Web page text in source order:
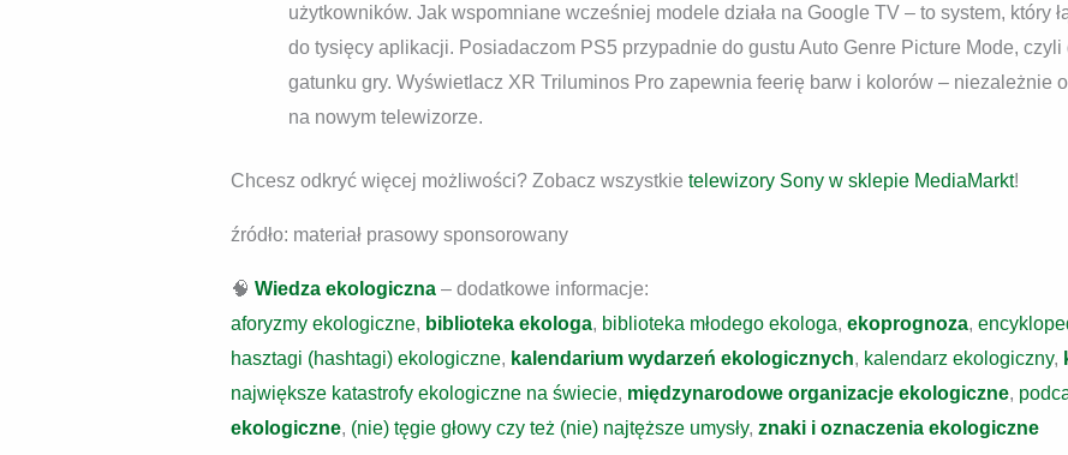
użytkowników. Jak wspomniane wcześniej modele działa na Google TV – to system, który
do tysięcy aplikacji. Posiadaczom PS5 przypadnie do gustu Auto Genre Picture Mode,
gatunku gry. Wyświetlacz XR Triluminos Pro zapewnia feerię barw i kolorów – niezależnie
na nowym telewizorze.
Chcesz odkryć więcej możliwości? Zobacz wszystkie telewizory Sony w sklepie MediaMarkt!
źródło: materiał prasowy sponsorowany
🧠 Wiedza ekologiczna – dodatkowe informacje:
aforyzmy ekologiczne, biblioteka ekologa, biblioteka młodego ekologa, ekoprognoza,
hasztagi (hashtagi) ekologiczne, kalendarium wydarzeń ekologicznych, kalendarz ekologiczny,
największe katastrofy ekologiczne na świecie, międzynarodowe organizacje ekologiczne,
ekologiczne, (nie) tęgie głowy czy też (nie) najtęższe umysły, znaki i oznaczenia ekologiczne